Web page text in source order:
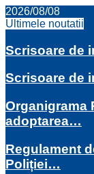
2026/08/08
Ultimele noutatii
Scrisoare de
Scrisoare de
Organigrama
adoptarea…
Regulament
Poliției…